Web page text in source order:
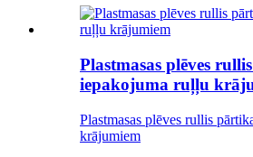
Plastmasas plēves
iepakojuma ruļļu
Plastmasas plēves rullis
krājumiem